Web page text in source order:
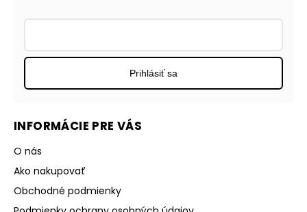
INFORMÁCIE PRE VÁS
O nás
Ako nakupovať
Obchodné podmienky
Prihlásiť sa